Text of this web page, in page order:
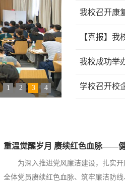
1 2 3 4
我校召开康
【喜报】
我校成功举
学校召开校
重温觉醒岁月 赓续红色血脉——
为深入推进党风廉洁建设，扎实
全体党员赓续红色血脉、筑牢廉洁防